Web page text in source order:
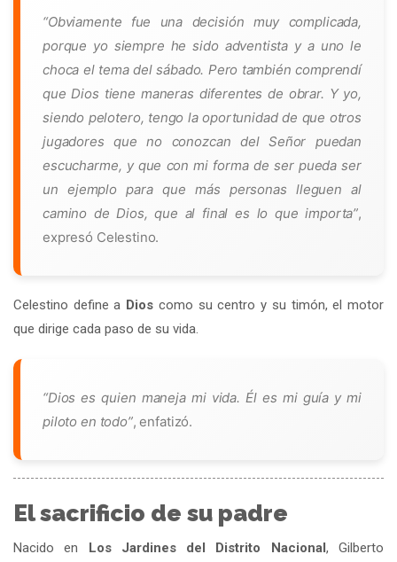
“Obviamente fue una decisión muy complicada,
porque yo siempre he sido adventista y a uno le
choca el tema del sábado. Pero también comprendí
que Dios tiene maneras diferentes de obrar. Y yo,
siendo pelotero, tengo la oportunidad de que otros
jugadores que no conozcan del Señor puedan
escucharme, y que con mi forma de ser pueda ser
un ejemplo para que más personas lleguen al
camino de Dios, que al final es lo que importa”,
expresó Celestino.
Celestino define a Dios como su centro y su timón, el motor
que dirige cada paso de su vida.
“Dios es quien maneja mi vida. Él es mi guía y mi
piloto en todo”, enfatizó.
El sacrificio de su padre
Nacido en Los Jardines del Distrito Nacional, Gilberto